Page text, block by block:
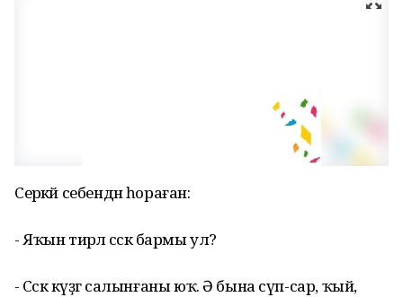
Серәкәй себендән һораған:
- Яҡын тирәлә сәскә бармы ул?
- Сәскә күҙгә салынғаны юҡ. Ә бына сүп-сар, ҡый,